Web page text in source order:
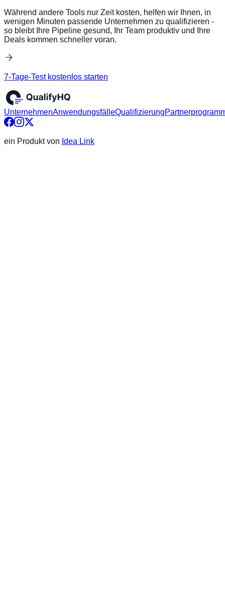
Während andere Tools nur Zeit kosten, helfen wir Ihnen, in
wenigen Minuten passende Unternehmen zu qualifizieren -
so bleibt Ihre Pipeline gesund, Ihr Team produktiv und Ihre
Deals kommen schneller voran.
7-Tage-Test kostenlos starten
UnternehmenAnwendungsfälleQualifizierung
ein Produkt von Idea Link